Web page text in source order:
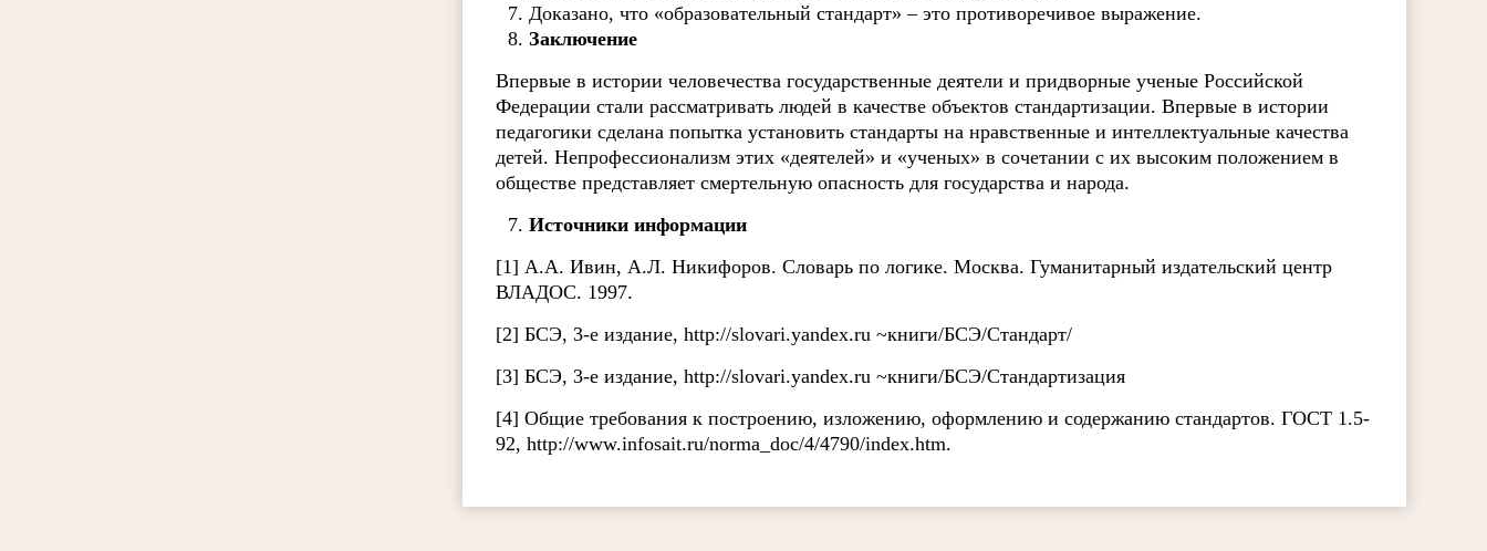
Доказано, что «образовательный стандарт» – это противоречивое выражение.
Заключение
Впервые в истории человечества государственные деятели и придворные ученые Российской
Федерации стали рассматривать людей в качестве объектов стандартизации. Впервые в истории
педагогики сделана попытка установить стандарты на нравственные и интеллектуальные качества
детей. Непрофессионализм этих «деятелей» и «ученых» в сочетании с их высоким положением в
обществе представляет смертельную опасность для государства и народа.
Источники информации
[1] А.А. Ивин, А.Л. Никифоров. Словарь по логике. Москва. Гуманитарный издательский центр
ВЛАДОС. 1997.
[2] БСЭ, 3-е издание, http://slovari.yandex.ru ~книги/БСЭ/Стандарт/
[3] БСЭ, 3-е издание, http://slovari.yandex.ru ~книги/БСЭ/Стандартизация
[4] Общие требования к построению, изложению, оформлению и содержанию стандартов. ГОСТ 1.5-
92, http://www.infosait.ru/norma_doc/4/4790/index.htm.